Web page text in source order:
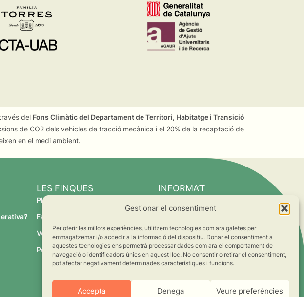
Gestionar el consentiment
Per oferir les millors experiències, utilitzem tecnologies com ara galetes per
emmagatzemar i/o accedir a la informació del dispositiu. Donar el consentiment a
aquestes tecnologies ens permetrà processar dades com ara el comportament de
navegació o identificadors únics en aquest lloc. No consentir o retirar el consentiment,
pot afectar negativament determinades característiques i funcions.
Accepta Denega Veure preferències
del Fons Climàtic del Departament de Territori, Habitatge i Transició
de CO2 dels vehicles de tracció mecànica i el 20% de la recaptació de
en el medi ambient.
LES FINQUES
Planeses
Família Torres
Verdcamp Fruits
Pomona Fruits
INFORMA’T